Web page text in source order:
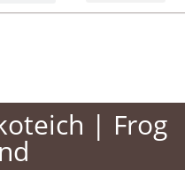
| Frog